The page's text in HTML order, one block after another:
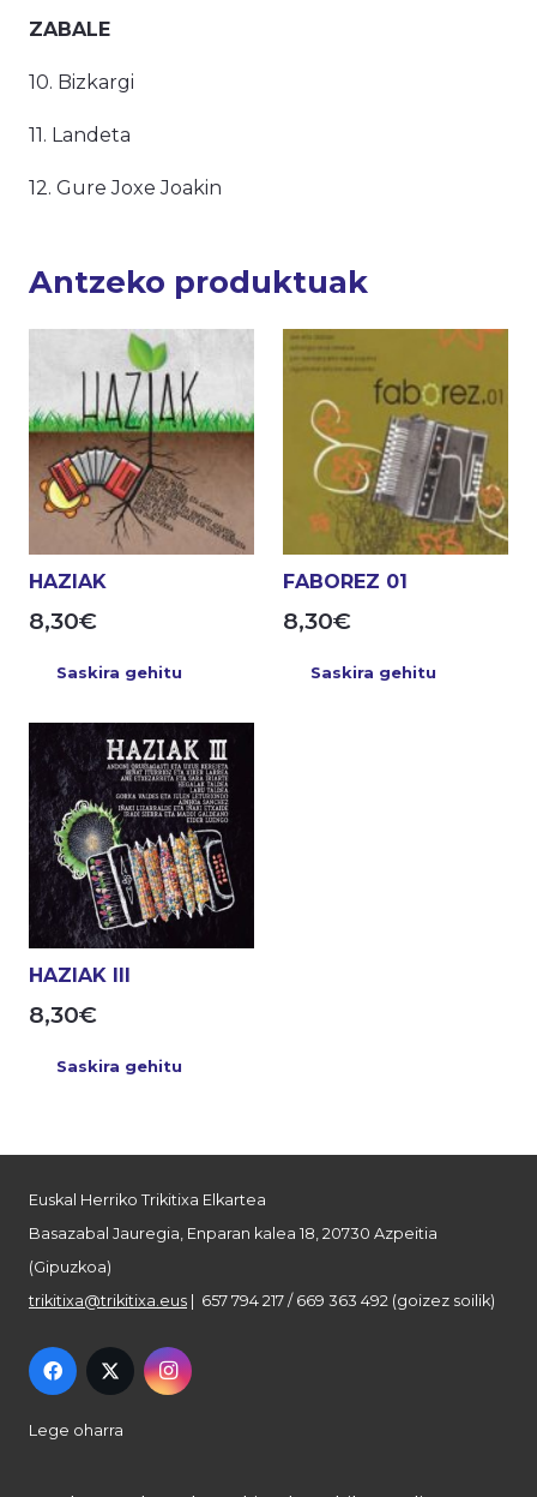
ZABALE
10. Bizkargi
11. Landeta
12. Gure Joxe Joakin
Antzeko produktuak
HAZIAK
8,30€
Saskira gehitu
FABOREZ 01
8,30€
Saskira gehitu
HAZIAK III
8,30€
Saskira gehitu
Euskal Herriko Trikitixa Elkartea
Basazabal Jauregia, Enparan kalea 18, 20730 Azpeitia
(Gipuzkoa)
trikitixa@trikitixa.eus | 657 794 217 / 669 363 492 (goizez soilik)
Lege oharra
Pribatutasun politika